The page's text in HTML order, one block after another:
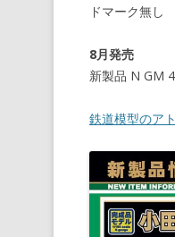
ドマーク無し
8月発売
新製品 N GM
鉄道模型のア